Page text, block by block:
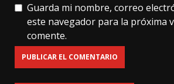
Guarda mi nombre, correo
este navegador para la próxima
comente.